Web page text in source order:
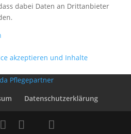
dabei Daten an Drittanbieter
akzeptieren und Inhalte
Pflegepartner
Datenschutzerklärung